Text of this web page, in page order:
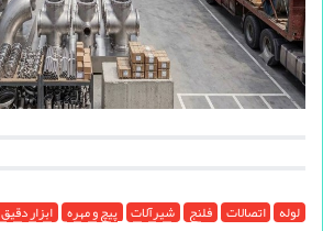
لوله اتصالات فلنج شیرآلات پیچ و مهره ابزار دقیق